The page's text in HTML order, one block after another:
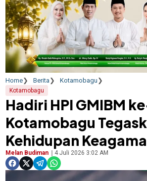
Home Berita Kotamobagu
Kotamobagu
Hadiri HPI GMIBM
Kotamobagu
Kehidupan
Melan Budiman 4 Juli 2026 3:02 AM